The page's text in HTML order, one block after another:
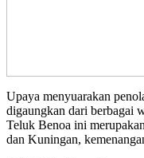
Upaya menyuarakan
digaungkan dari berbagai
Teluk Benoa ini
dan Kuningan,